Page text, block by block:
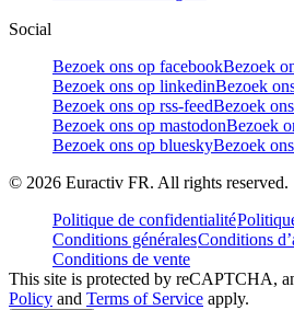
Social
Bezoek ons op facebookBezoek
Bezoek ons op linkedinBezoek
Bezoek ons op rss-feedBezoek
Bezoek ons op mastodonBezoek
Bezoek ons op blueskyBezoek
© 2026 Euractiv FR. All rights reserved.
Politique de confidentialité
Conditions généralesConditions
Conditions de vente
This site is protected by reCAPTCHA,
Policy and Terms of Service apply.